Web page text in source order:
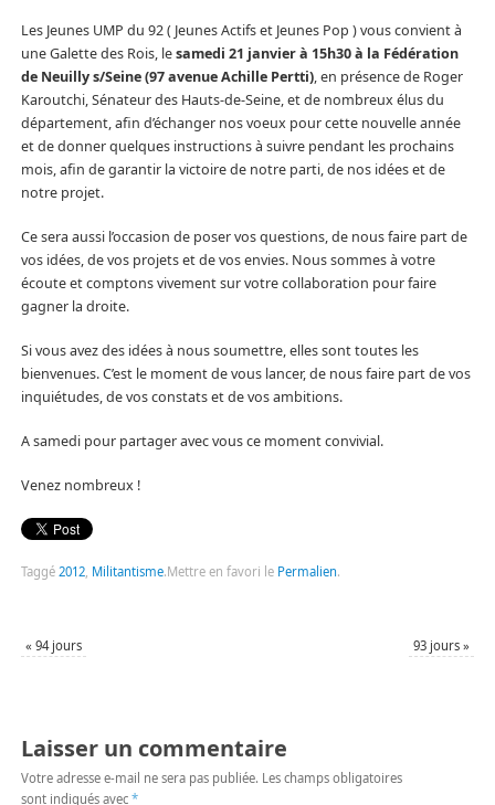
Les Jeunes UMP du 92 ( Jeunes Actifs et Jeunes Pop ) vous convient à
une Galette des Rois, lesamedi 21 janvier à 15h30 à la Fédération
de Neuilly s/Seine (97 avenue Achille Pertti), en présence de Roger
Karoutchi, Sénateur des Hauts-de-Seine, et de nombreux élus du
département, afin d’échanger nos voeux pour cette nouvelle année
et de donner quelques instructions à suivre pendant les prochains
mois, afin de garantir la victoire de notre parti, de nos idées et de
notre projet.
Ce sera aussi l’occasion de poser vos questions, de nous faire part de
vos idées, de vos projets et de vos envies. Nous sommes à votre
écoute et comptons vivement sur votre collaboration pour faire
gagner la droite.
Si vous avez des idées à nous soumettre, elles sont toutes les
bienvenues. C’est le moment de vous lancer, de nous faire part de vos
inquiétudes, de vos constats et de vos ambitions.
A samedi pour partager avec vous ce moment convivial.
Venez nombreux !
Taggé 2012, Militantisme.Mettre en favori le Permalien.
« 94 jours 93 jours»
Laisser un commentaire
Votre adresse e-mail ne sera pas publiée. Les champs obligatoires
sont indiqués avec *